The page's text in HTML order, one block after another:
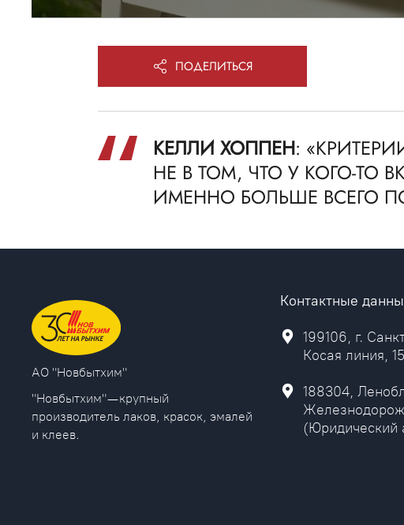
ПОДЕЛИТЬСЯ
КЕЛЛИ ХОППЕН:
НЕ В ТОМ, ЧТО У КОГО-ТО
ИМЕННО БОЛЬШЕ ВСЕГО
AO "Новбытхим"
"Новбытхим" — крупный
производитель лаков, красок, эмалей
и клеев.
Контактные
199106, г.
Косая линия,
188304,
(Юридический